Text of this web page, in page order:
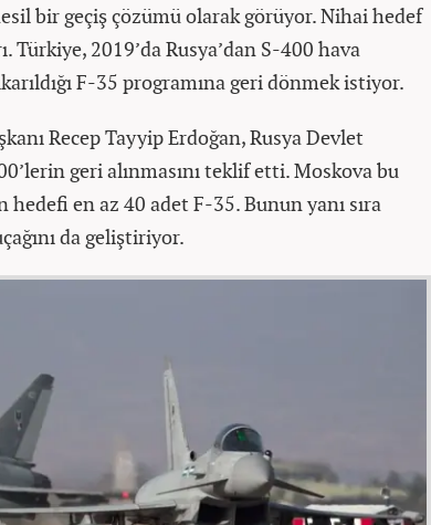
bir geçiş çözümü olarak görüyor. Nihai hedef
Türkiye, 2019’da Rusya’dan S-400 hava
F-35 programına geri dönmek istiyor.
Recep Tayyip Erdoğan, Rusya Devlet
geri alınmasını teklif etti. Moskova bu
hedefi en az 40 adet F-35. Bunun yanı sıra
da geliştiriyor.